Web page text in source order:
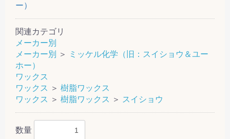
ー）
関連カテゴリ
メーカー別
メーカー別
＞
ミッケル化学（旧：スイショウ＆ユー
ホー）
ワックス
ワックス ＞ 樹脂ワックス
ワックス ＞ 樹脂ワックス ＞ スイショウ
数量